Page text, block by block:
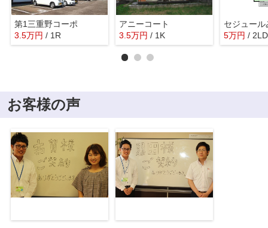
第1三重野コーポ
3.5万円 / 1R
アニーコート
3.5万円 / 1K
セジュー
5万円 /
お客様の声